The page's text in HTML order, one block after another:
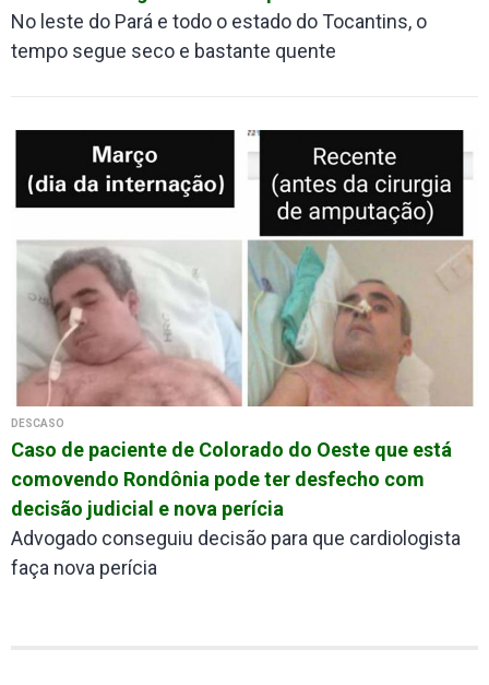
No leste do Pará e todo o estado do Tocantins, o
tempo segue seco e bastante quente
DESCASO
Caso de paciente de Colorado do Oeste que está
comovendo Rondônia pode ter desfecho com
decisão judicial e nova perícia
Advogado conseguiu decisão para que cardiologista
faça nova perícia